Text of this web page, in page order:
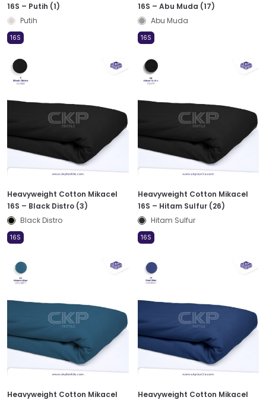
16S – Putih (1)
Putih
16S
16S – Abu Muda (17)
Abu Muda
16S
Heavyweight Cotton Mikacel
16S – Black Distro (3)
Black Distro
16S
Heavyweight Cotton Mikacel
16S – Hitam Sulfur (26)
Hitam Sulfur
16S
Heavyweight Cotton Mikacel
Heavyweight Cotton Mikacel